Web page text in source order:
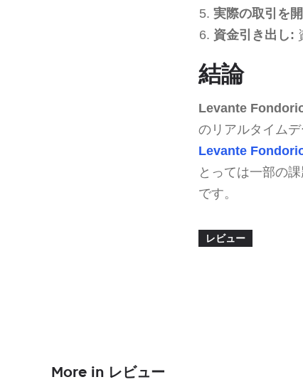
実際の取引を
資金引き出し:
結論
Levante
のリアルタイム
Levante
とっては一部の
です。
レビュー
More in レビュー